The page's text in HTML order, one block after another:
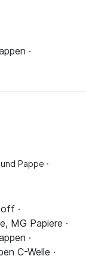
·
Pappe ·
·
MG Papiere ·
·
C-Welle ·